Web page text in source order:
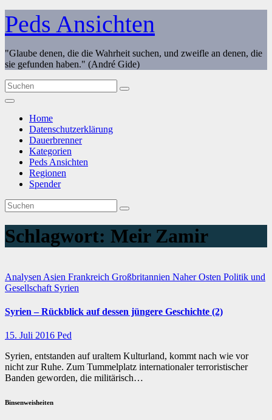
Zum
Inhalt
springen
Peds Ansichten
"Glaube denen, die die Wahrheit suchen, und zweifle an denen, die
sie gefunden haben." (André Gide)
Home
Datenschutzerklärung
Dauerbrenner
Kategorien
Peds Ansichten
Regionen
Spender
Schlagwort: Meir Zamir
Analysen Asien Frankreich Großbritannien Naher Osten Politik und
Gesellschaft Syrien
Syrien – Rückblick auf dessen jüngere Geschichte (2)
15. Juli 2016 Ped
Syrien, entstanden auf uraltem Kulturland, kommt nach wie vor
nicht zur Ruhe. Zum Tummelplatz internationaler terroristischer
Banden geworden, die militärisch…
Binsenweisheiten